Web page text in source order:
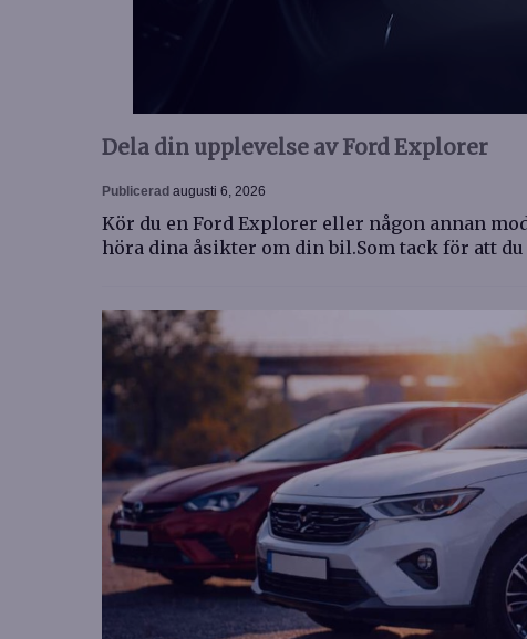
Dela din upplevelse av Ford Explorer
Publicerad augusti 6, 2026
Kör du en Ford Explorer eller någon annan
höra dina åsikter om din bil.Som tack för att